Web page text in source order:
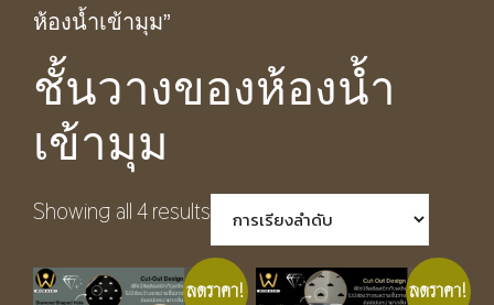
ห้องน้ำเข้ามุม”
ชั้นวางของห้องน้ำ
เข้ามุม
Showing all 4 results
ลดราคา! ลดราคา!